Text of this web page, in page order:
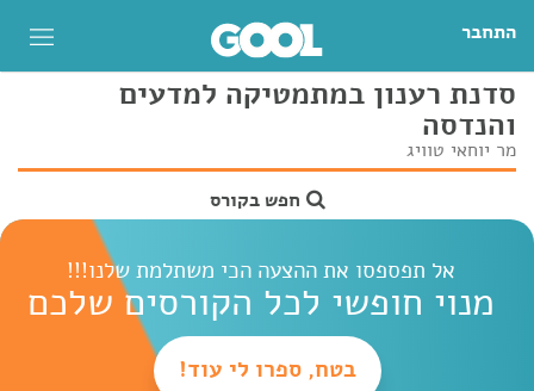
התחבר
סדנת רענון במתמטיקה למדעים
והנדסה
מר יוחאי טוויג
חפש בקורס
אל תפספסו את ההצעה הכי משתלמת שלנו!!!
מנוי חופשי לכל הקורסים שלכם
בטח, ספרו לי עוד!